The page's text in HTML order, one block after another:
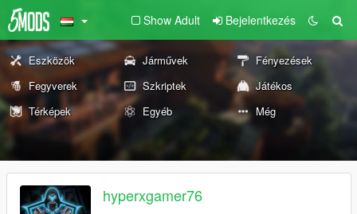
Show Adult Bejelentkezés
Eszközök Járművek
Fényezések
Fegyverek
Szkriptek
Játékos
Térképek
Egyéb Még
hyperxgamer76